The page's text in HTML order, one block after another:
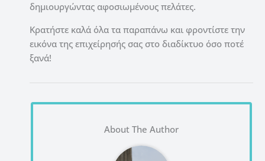
δημιουργώντας αφοσιωμένους πελάτες.
Κρατήστε καλά όλα τα παραπάνω και φροντίστε την
εικόνα της επιχείρησής σας στο διαδίκτυο όσο ποτέ
ξανά!
About The Author